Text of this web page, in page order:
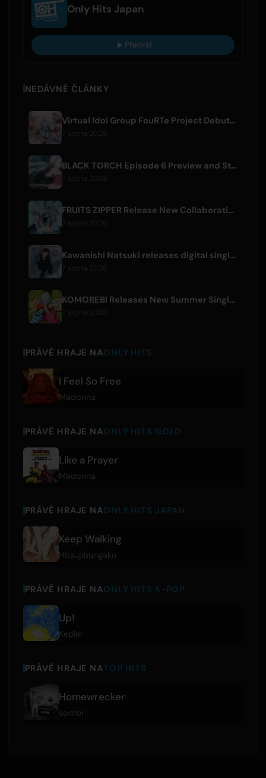
Only Hits Japan
Přehrát
NEDÁVNÉ ČLÁNKY
Virtual Idol Group FouRTe Project Debuts with 'ALL IN' Album Produced by m-flo's ☆Taku Takahashi
BLACK TORCH Episode 6 Preview and Streaming Details
FRUITS ZIPPER Release New Collaboration Song '1,2,3,FOOOOUR'
Kawanishi Natsuki releases digital single 'Sayonara wa Ichiban Kirei na Atashi de'
KOMOREBI Releases New Summer Single 'Letsu Natsu'
PRÁVĚ HRAJE NAONLY HITS
I Feel So Free
Madonna
PRÁVĚ HRAJE NAONLY HITS GOLD
Like a Prayer
Madonna
PRÁVĚ HRAJE NAONLY HITS JAPAN
Keep Walking
Hitsujibungaku
PRÁVĚ HRAJE NAONLY HITS K-POP
Up!
Kep1er
PRÁVĚ HRAJE NATOP HITS
Homewrecker
sombr